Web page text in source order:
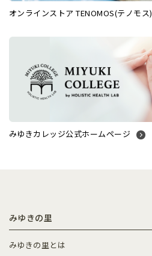
オンラインストア TENOMOS(テノモス)
みゆきカレッジ公式ホームページ
みゆきの里
みゆきの里とは